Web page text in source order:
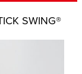
SWING®